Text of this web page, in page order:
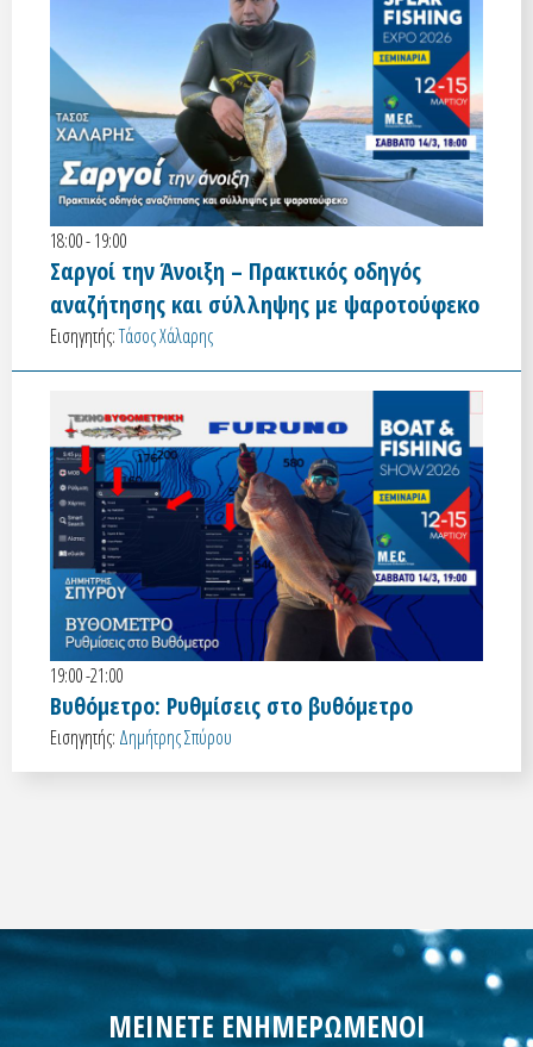
18:00 - 19:00
Σαργοί την Άνοιξη – Πρακτικός οδηγός
αναζήτησης και σύλληψης με ψαροτούφεκο
Εισηγητής:Τάσος Χάλαρης
19:00 -21:00
Βυθόμετρο: Ρυθμίσεις στο βυθόμετρο
Εισηγητής: Δημήτρης Σπύρου
ΜΕΙΝΕΤΕ ΕΝΗΜΕΡΩΜΕΝΟΙ